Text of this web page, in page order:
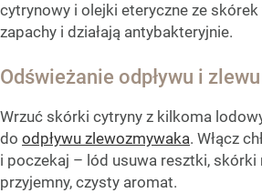
cytrynowy i olejki eteryczne ze skórek
zapachy i działają antybakteryjnie.
Odświeżanie odpływu i zlewu
Wrzuć skórki cytryny z kilkoma
do odpływu zlewozmywaka. Włącz
i poczekaj – lód usuwa resztki,
przyjemny, czysty aromat.